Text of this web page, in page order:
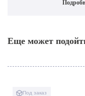
Еще может
Под заказ